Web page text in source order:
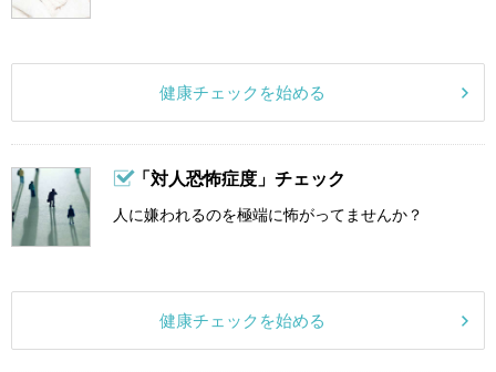
健康チェックを始める
「対人恐怖症度」チェック
人に嫌われるのを極端に怖がってませんか？
健康チェックを始める